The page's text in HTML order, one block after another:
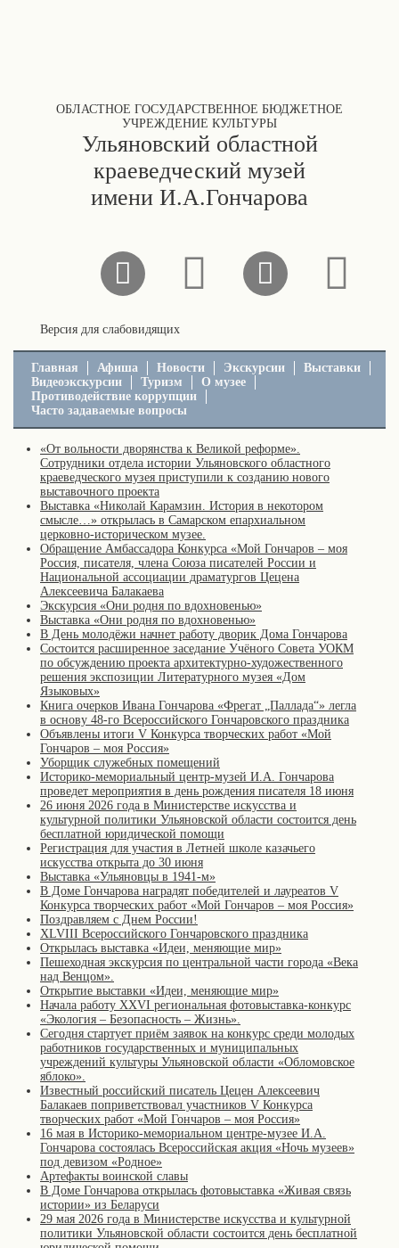
ОБЛАСТНОЕ ГОСУДАРСТВЕННОЕ БЮДЖЕТНОЕ
УЧРЕЖДЕНИЕ КУЛЬТУРЫ
Ульяновский областной
краеведческий музей
имени И.А.Гончарова
Версия для слабовидящих
Главная Афиша Новости Экскурсии
Выставки
Видеоэкскурсии
Туризм
О музее
Противодействие коррупции
Часто задаваемые вопросы
«От вольности дворянства к Великой реформе».
Сотрудники отдела истории Ульяновского областного
краеведческого музея приступили к созданию нового
выставочного проекта
Выставка «Николай Карамзин. История в некотором
смысле…» открылась в Самарском епархиальном
церковно-историческом музее.
Обращение Амбассадора Конкурса «Мой Гончаров – моя
Россия, писателя, члена Союза писателей России и
Национальной ассоциации драматургов Цецена
Алексеевича Балакаева
Экскурсия «Они родня по вдохновенью»
Выставка «Они родня по вдохновенью»
В День молодёжи начнет работу дворик Дома Гончарова
Состоится расширенное заседание Учёного Совета УОКМ
по обсуждению проекта архитектурно-художественного
решения экспозиции Литературного музея «Дом
Языковых»
Книга очерков Ивана Гончарова «Фрегат „Паллада“» легла
в основу 48-го Всероссийского Гончаровского праздника
Объявлены итоги V Конкурса творческих работ «Мой
Гончаров – моя Россия»
Уборщик служебных помещений
Историко-мемориальный центр-музей И.А. Гончарова
проведет мероприятия в день рождения писателя 18 июня
26 июня 2026 года в Министерстве искусства и
культурной политики Ульяновской области состоится день
бесплатной юридической помощи
Регистрация для участия в Летней школе казачьего
искусства открыта до 30 июня
Выставка «Ульяновцы в 1941-м»
В Доме Гончарова наградят победителей и лауреатов V
Конкурса творческих работ «Мой Гончаров – моя Россия»
Поздравляем с Днем России!
XLVIII Всероссийского Гончаровского праздника
Открылась выставка «Идеи, меняющие мир»
Пешеходная экскурсия по центральной части города «Века
над Венцом».
Открытие выставки «Идеи, меняющие мир»
Начала работу XXVI региональная фотовыставка-конкурс
«Экология – Безопасность – Жизнь».
Сегодня стартует приём заявок на конкурс среди молодых
работников государственных и муниципальных
учреждений культуры Ульяновской области «Обломовское
яблоко».
Известный российский писатель Цецен Алексеевич
Балакаев поприветствовал участников V Конкурса
творческих работ «Мой Гончаров – моя Россия»
16 мая в Историко-мемориальном центре-музее И.А.
Гончарова состоялась Всероссийская акция «Ночь музеев»
под девизом «Родное»
Артефакты воинской славы
В Доме Гончарова открылась фотовыставка «Живая связь
истории» из Беларуси
29 мая 2026 года в Министерстве искусства и культурной
политики Ульяновской области состоится день бесплатной